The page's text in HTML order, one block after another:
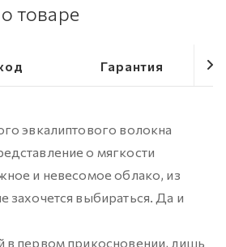
товаре
Гарантия
эвкалиптового волокна
о мягкости
и невесомое облако, из
захочется выбираться. Да и
в первом прикосновении, лишь